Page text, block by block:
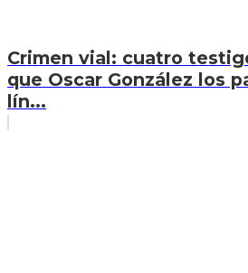
Crimen vial: cuatro
que Oscar González los
lín...